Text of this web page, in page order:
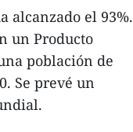
alcanzado el 93%.
un Producto
población de
Se prevé un